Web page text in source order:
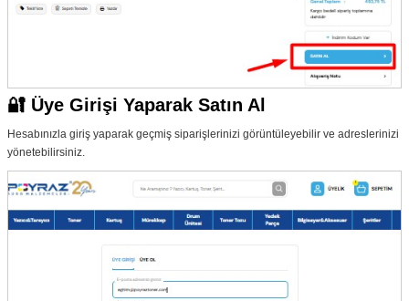
🔐 Üye Girişi Yaparak Satın Al
Hesabınızla giriş yaparak geçmiş siparişlerinizi görüntüleyebilir ve adreslerinizi
yönetebilirsiniz.